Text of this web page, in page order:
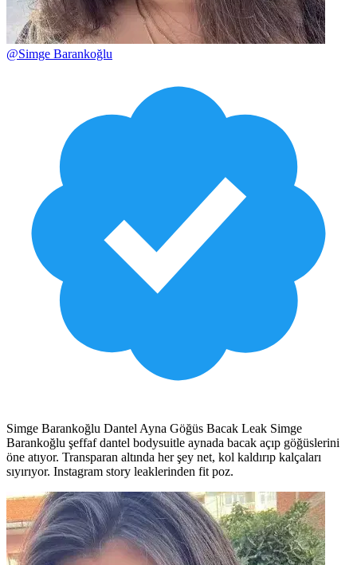
@Simge Barankoğlu
Simge Barankoğlu Dantel Ayna Göğüs Bacak Leak Simge
Barankoğlu şeffaf dantel bodysuitle aynada bacak açıp göğüslerini
öne atıyor. Transparan altında her şey net, kol kaldırıp kalçaları
sıyırıyor. Instagram story leaklerinden fit poz.